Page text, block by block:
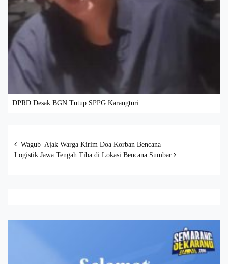
DPRD Desak BGN Tutup SPPG Karangturi
Post navigation
Wagub Ajak Warga Kirim Doa Korban Bencana
Logistik Jawa Tengah Tiba di Lokasi Bencana Sumbar